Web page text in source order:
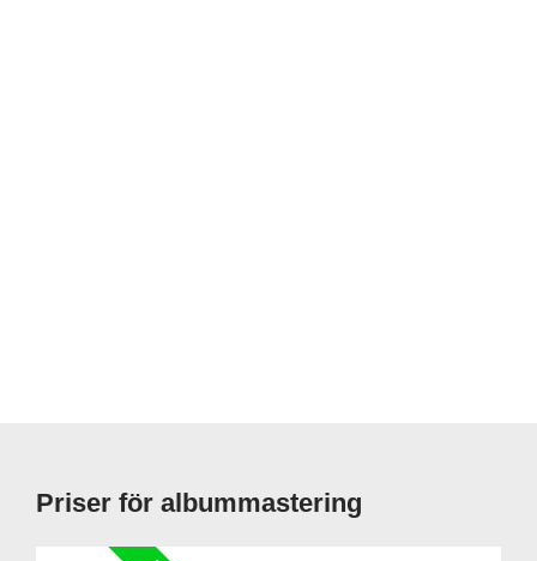
Priser för albummastering